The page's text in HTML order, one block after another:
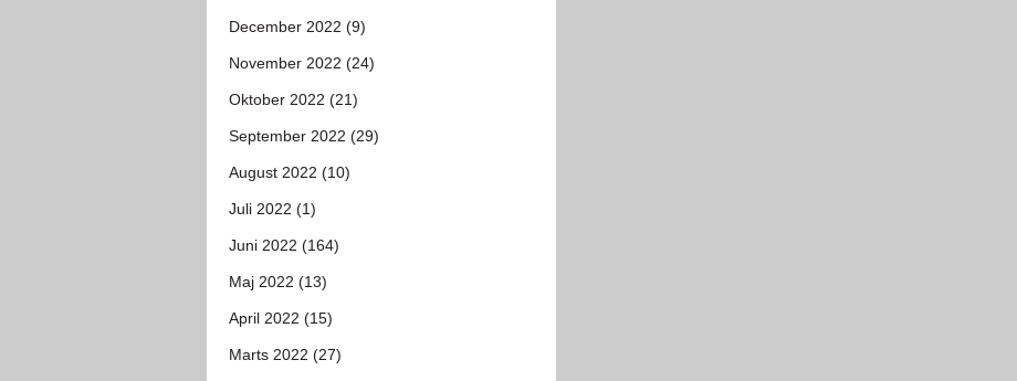
December 2022 (9)
November 2022 (24)
Oktober 2022 (21)
September 2022 (29)
August 2022 (10)
Juli 2022 (1)
Juni 2022 (164)
Maj 2022 (13)
April 2022 (15)
Marts 2022 (27)